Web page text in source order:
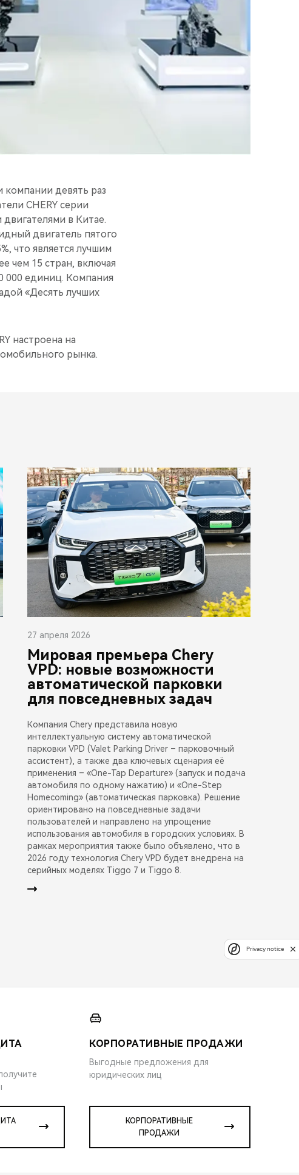
компании девять раз
CHERY серии
в Китае.
двигатель пятого
что является лучшим
чем 15 стран, включая
000 единиц. Компания
«Десять лучших
настроена на
рынка.
27 апреля 2026
Мировая премьера Chery
VPD: новые возможности
автоматической парковки
для повседневных задач
Компания Chery представила новую
интеллектуальную систему автоматической
парковки VPD (Valet Parking Driver – парковочный
ассистент), а также два ключевых сценария её
применения – «One-Tap Departure» (запуск и подача
автомобиля по одному нажатию) и «One-Step
Homecoming» (автоматическая парковка). Решение
ориентировано на повседневные задачи
пользователей и направлено на упрощение
использования автомобиля в городских условиях. В
рамках мероприятия также было объявлено, что в
2026 году технология Chery VPD будет внедрена на
серийных моделях Tiggo 7 и Tiggo 8.
КОРПОРАТИВНЫЕ ПРОДАЖИ
Выгодные предложения для
юридических лиц
КОРПОРАТИВНЫЕ
ПРОДАЖИ
Privacy notice